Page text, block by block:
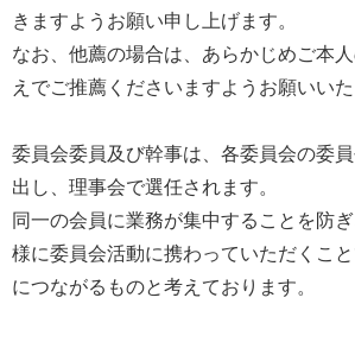
きますようお願い申し上げます。
なお、他薦の場合は、あらかじめご本
えでご推薦くださいますようお願いいた
委員会委員及び幹事は、各委員会の委
出し、理事会で選任されます。
同一の会員に業務が集中することを防
様に委員会活動に携わっていただくこ
につながるものと考えております。